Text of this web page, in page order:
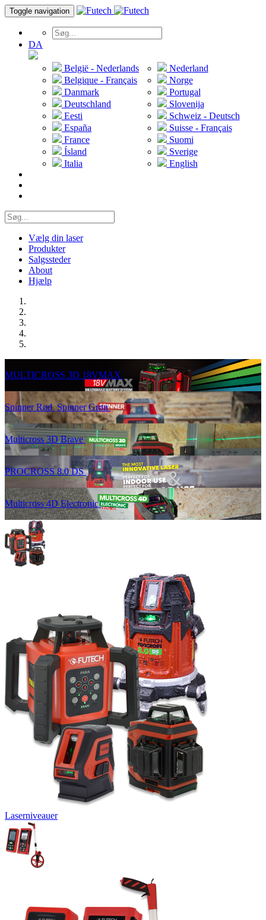
Toggle navigation
DA
België - Nederlands
Belgique - Français
Danmark
Deutschland
Eesti
España
France
Ísland
Italia
Nederland
Norge
Portugal
Slovenija
Schweiz - Deutsch
Suisse - Français
Suomi
Sverige
English
Vælg din laser
Produkter
Salgssteder
About
Hjælp
MULTICROSS 3D 18VMAX
Spinner Rød Spinner Grøn
Multicross 3D Brave
PROCROSS 8.0 DS
Multicross 4D Electronic
Laserniveauer